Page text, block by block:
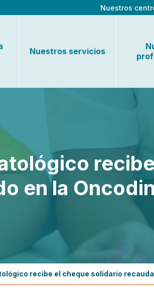
Nuestros
Nuestros servicios
en la
recibe el cheque solidario